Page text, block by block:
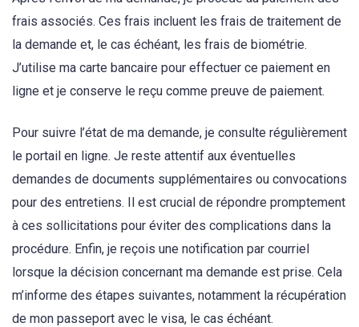
frais associés. Ces frais incluent les frais de traitement de
la demande et, le cas échéant, les frais de biométrie.
J’utilise ma carte bancaire pour effectuer ce paiement en
ligne et je conserve le reçu comme preuve de paiement.
Pour suivre l’état de ma demande, je consulte régulièrement
le portail en ligne. Je reste attentif aux éventuelles
demandes de documents supplémentaires ou convocations
pour des entretiens. Il est crucial de répondre promptement
à ces sollicitations pour éviter des complications dans la
procédure. Enfin, je reçois une notification par courriel
lorsque la décision concernant ma demande est prise. Cela
m’informe des étapes suivantes, notamment la récupération
de mon passeport avec le visa, le cas échéant.